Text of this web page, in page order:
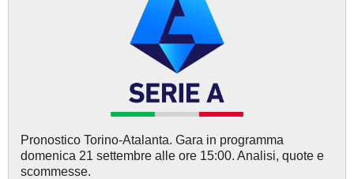
Pronostico Torino-Atalanta. Gara in programma
domenica 21 settembre alle ore 15:00. Analisi, quote e
scommesse.